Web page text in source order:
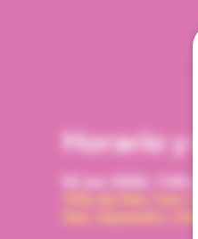
Horario y
02 jun 2026, 7:00
Viña del Mar, Cam.